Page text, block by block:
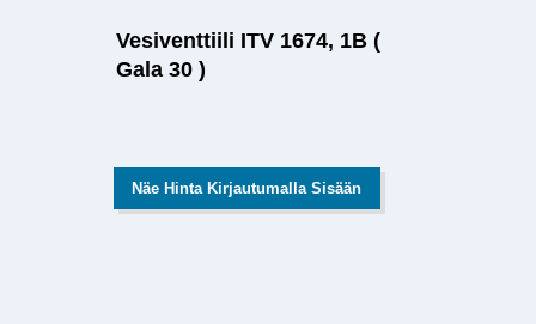
Vesiventtiili ITV 1674, 1B (
Gala 30 )
Näe Hinta Kirjautumalla Sisään